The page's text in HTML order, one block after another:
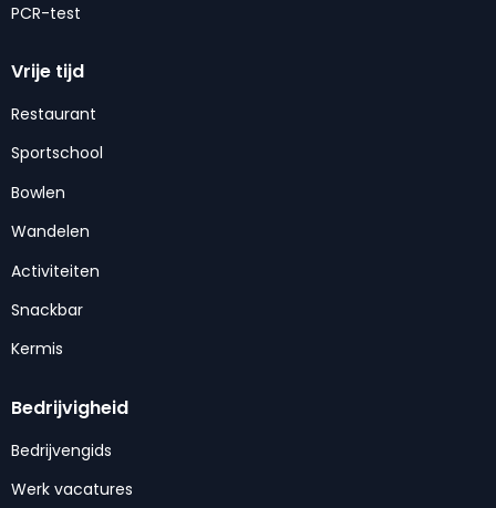
PCR-test
Vrije tijd
Restaurant
Sportschool
Bowlen
Wandelen
Activiteiten
Snackbar
Kermis
Bedrijvigheid
Bedrijvengids
Werk vacatures